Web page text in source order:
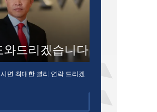
와드리겠습니다
면 최대한 빨리 연락 드리겠